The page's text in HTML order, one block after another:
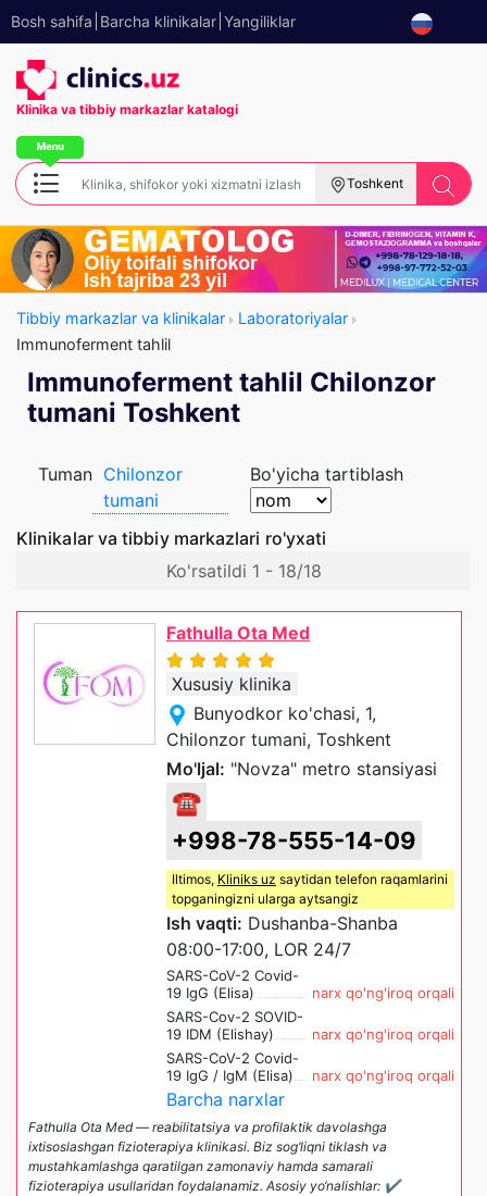
Bosh sahifa Barcha klinikalar Yangiliklar
Klinika va tibbiy markazlar katalogi
Toshkent
Tibbiy markazlar va klinikalar
Laboratoriyalar
Immunoferment tahlil
Immunoferment tahlil Chilonzor
tumani Toshkent
Tuman Chilonzor
tumani
Bo'yicha tartiblash
Klinikalar va tibbiy markazlari ro'yxati
Ko'rsatildi 1 - 18/18
Fathulla Ota Med
Xususiy klinika
Bunyodkor ko'chasi, 1,
Chilonzor tumani, Toshkent
Mo'ljal: "Novza" metro stansiyasi
☎
+998-78-555-14-09
Iltimos, Kliniks uz saytidan telefon raqamlarini
topganingizni ularga aytsangiz
Ish vaqti: Dushanba-Shanba
08:00-17:00, LOR 24/7
SARS-CoV-2 Covid-
19 IgG (Elisa)
narx qo'ng'iroq orqali
SARS-Cov-2 SOVID-
19 IDM (Elishay)
narx qo'ng'iroq orqali
SARS-CoV-2 Covid-
19 IgG / IgM (Elisa)
narx qo'ng'iroq orqali
Barcha narxlar
Fathulla Ota Med — reabilitatsiya va profilaktik davolashga
ixtisoslashgan fizioterapiya klinikasi. Biz sog‘liqni tiklash va
mustahkamlashga qaratilgan zamonaviy hamda samarali
fizioterapiya usullaridan foydalanamiz. Asosiy yo‘nalishlar: ✔